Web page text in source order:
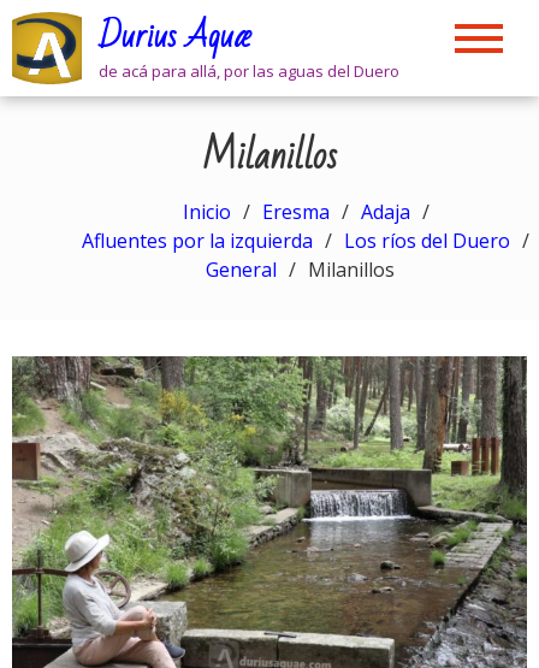
Skip
content
Durius Aquæ
de acá para allá, por las aguas del Duero
Milanillos
Inicio Eresma
Adaja
Afluentes por la izquierda
Los ríos del Duero
General
Milanillos